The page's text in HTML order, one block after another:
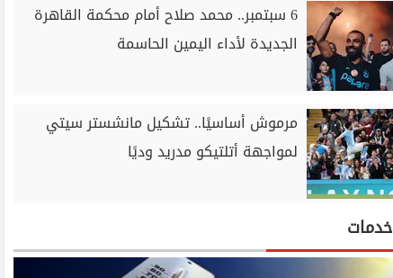
6 سبتمبر.. محمد صلاح أمام محكمة القاهرة
الجديدة لأداء اليمين الحاسمة
مرموش أساسيًا.. تشكيل مانشستر سيتي
لمواجهة أتلتيكو مدريد وديًا
خدمات